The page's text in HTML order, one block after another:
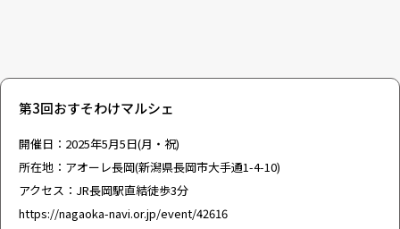
第3回おすそわけマルシェ
開催日：2025年5月5日(月・祝)
所在地：アオーレ長岡(新潟県長岡市大手通1-4-10)
アクセス：JR長岡駅直結徒歩3分
https://nagaoka-navi.or.jp/event/42616